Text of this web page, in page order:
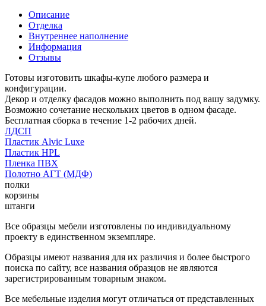
Описание
Отделка
Внутреннее наполнение
Информация
Отзывы
Готовы изготовить шкафы-купе любого размера и
конфигурации.
Декор и отделку фасадов можно выполнить под вашу задумку.
Возможно сочетание нескольких цветов в одном фасаде.
Бесплатная сборка в течение 1-2 рабочих дней.
ЛДСП
Пластик Alvic Luxe
Пластик HPL
Пленка ПВХ
Полотно АГТ (МДФ)
полки
корзины
штанги
Все образцы мебели изготовлены по индивидуальному
проекту в единственном экземпляре.
Образцы имеют названия для их различия и более быстрого
поиска по сайту, все названия образцов не являются
зарегистрированным товарным знаком.
Все мебельные изделия могут отличаться от представленных